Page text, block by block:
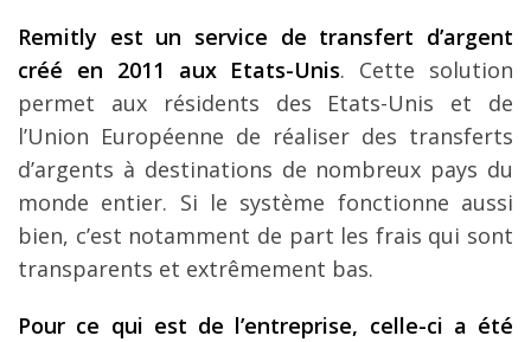
Remitly est un service de transfert d’argent
créé en 2011 aux Etats-Unis. Cette solution
permet aux résidents des Etats-Unis et de
l’Union Européenne de réaliser des transferts
d’argents à destinations de nombreux pays du
monde entier. Si le système fonctionne aussi
bien, c’est notamment de part les frais qui sont
transparents et extrêmement bas.
Pour ce qui est de l’entreprise, celle-ci a été